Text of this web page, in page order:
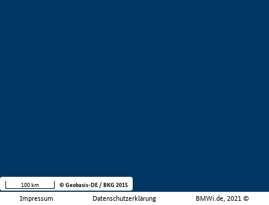
Impressum Datenschutzerklärung BMWi.de, 2021 ©
100 km © Geobasis-DE / BKG 2015